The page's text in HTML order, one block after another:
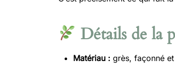
Détails de la
Matériau : grès, façonné